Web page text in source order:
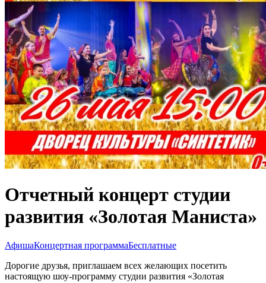
Отчетный концерт студии
развития «Золотая Маниста»
АфишаКонцертная программаБесплатные
Дорогие друзья, приглашаем всех желающих посетить
настоящую шоу-программу студии развития «Золотая